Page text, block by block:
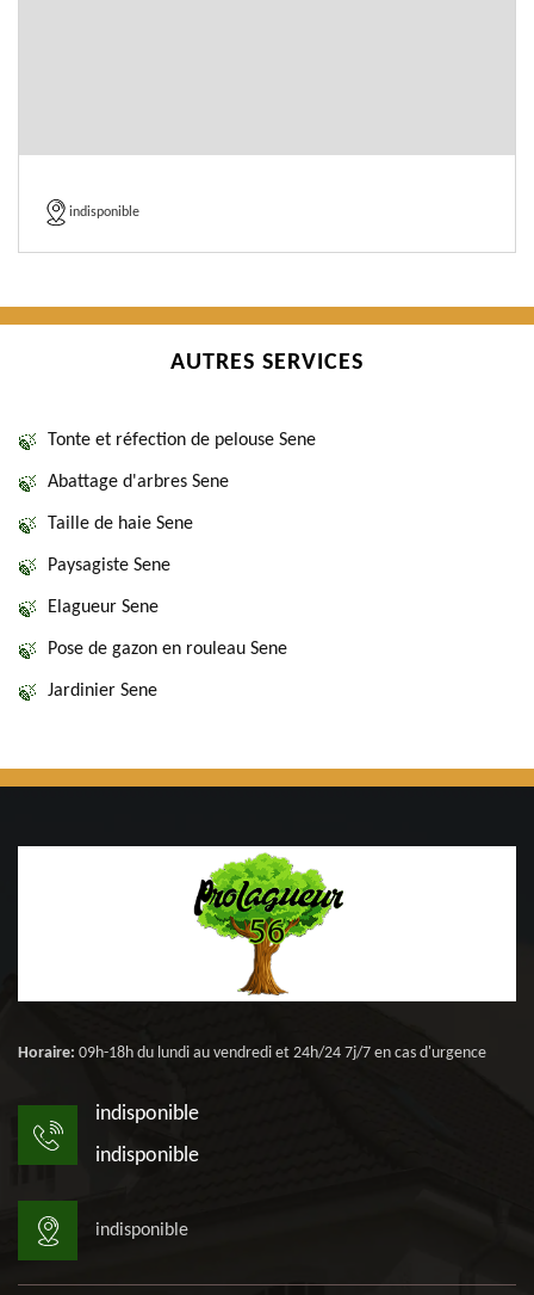
indisponible
AUTRES SERVICES
Tonte et réfection de pelouse Sene
Abattage d'arbres Sene
Taille de haie Sene
Paysagiste Sene
Elagueur Sene
Pose de gazon en rouleau Sene
Jardinier Sene
Horaire: 09h-18h du lundi au vendredi et 24h/24 7j/7 en cas d'urgence
indisponible
indisponible
indisponible